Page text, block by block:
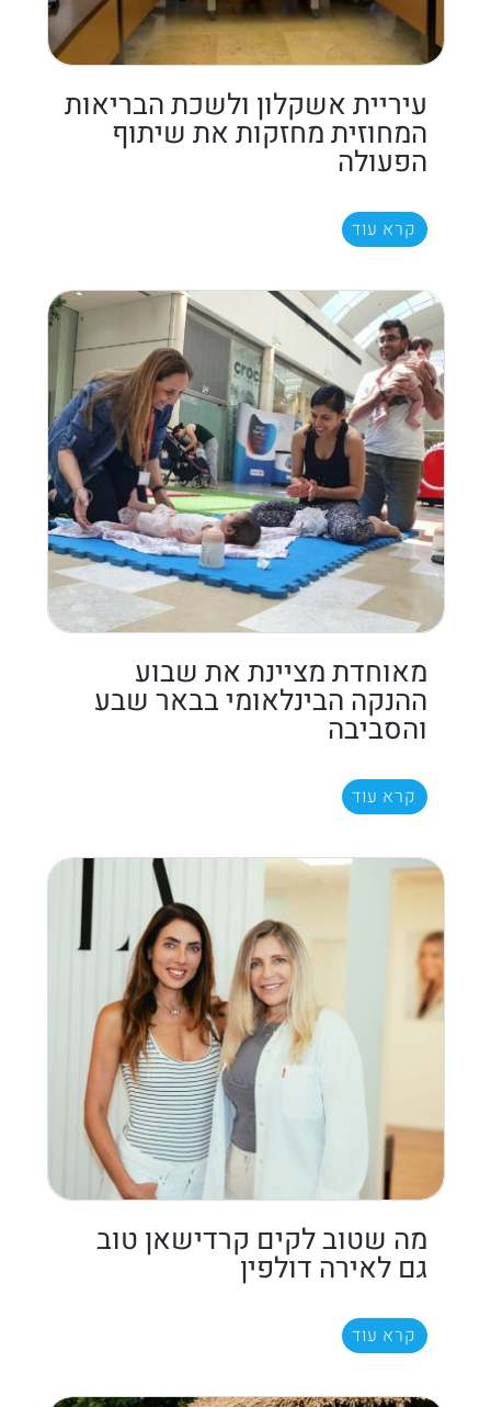
עיריית אשקלון ולשכת הבריאות
המחוזית מחזקות את שיתוף
הפעולה
קרא עוד
מאוחדת מציינת את שבוע
ההנקה הבינלאומי בבאר שבע
והסביבה
קרא עוד
מה שטוב לקים קרדישאן טוב
גם לאירה דולפין
קרא עוד